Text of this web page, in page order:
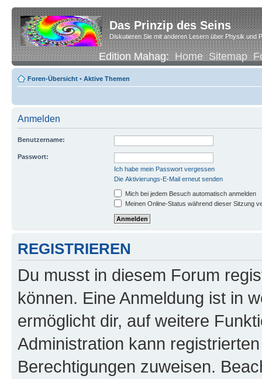
Das Prinzip des Seins
Diskutieren Sie mit anderen Lesern über Physik und
Edition Mahag:Home Sitemap
Foren-Übersicht • Aktive Themen
Anmelden
Benutzername:
Passwort:
Ich habe mein Passwort vergessen
Die Aktivierungs-E-Mail erneut senden
Mich bei jedem Besuch automatisch anmelden
Meinen Online-Status während dieser Sitzung
REGISTRIEREN
Du musst in diesem Forum
können. Eine Anmeldung ist in
ermöglicht dir, auf weitere
Administration kann
Berechtigungen zuweisen.